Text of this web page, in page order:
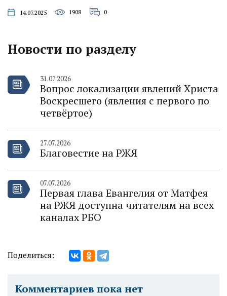
14.07.2025 1908 0
Новости по разделу
31.07.2026
Вопрос локализации явлений Христа
Воскресшего (явления с первого по
четвёртое)
27.07.2026
Благовестие на РЖЯ
07.07.2026
Первая глава Евангелия от Матфея
на РЖЯ доступна читателям на всех
каналах РБО
Поделиться:
Комментариев пока нет